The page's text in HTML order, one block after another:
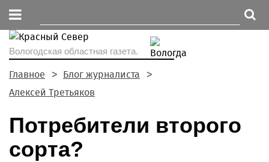
Вологодская областная газета.
Главное
Блог журналиста
Алексей Третьяков
Потребители второго
сорта?